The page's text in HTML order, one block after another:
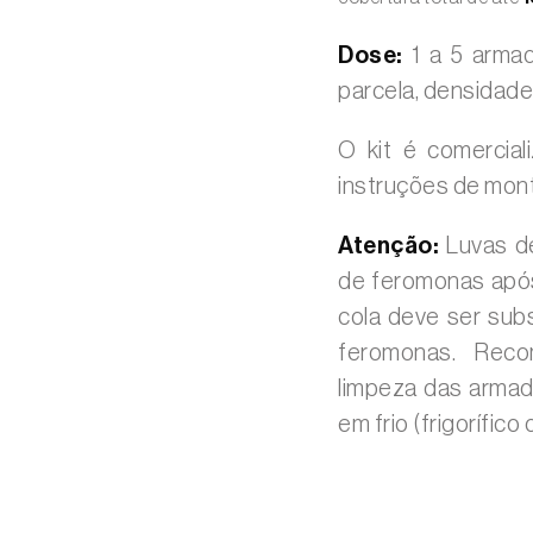
Dose: 1 a 5
parcela,
O kit é
instruções de
Atenção: Luvas
de feromonas
cola deve ser
feromonas.
limpeza das
em frio (frigorífico